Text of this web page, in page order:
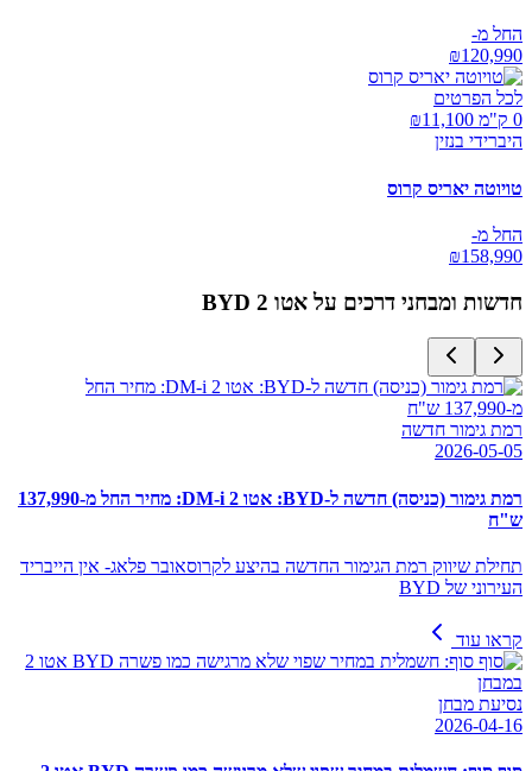
החל מ-
₪120,990
לכל הפרטים
0 ק"מ ₪
11,100
היברידי בנזין
טויוטה יאריס קרוס
החל מ-
₪158,990
חדשות ומבחני דרכים עלBYD אטו 2
רמת גימור חדשה
2026-05-05
רמת גימור (כניסה) חדשה ל-BYD: אטו 2 DM-i: מחיר החל מ-137,990
ש"ח
תחילת שיווק רמת הגימור החדשה בהיצע לקרוסאובר פלאג- אין הייבריד
העירוני של BYD
קראו עוד
נסיעת מבחן
2026-04-16